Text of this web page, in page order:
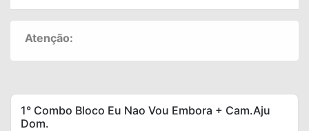
Atenção:
1° Combo Bloco Eu Nao Vou Embora + Cam.aju
Dom.